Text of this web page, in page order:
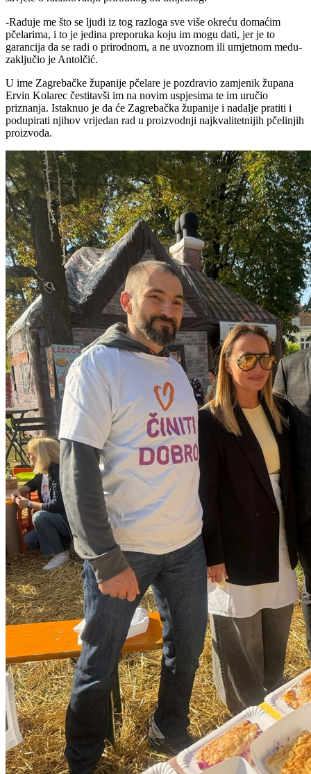
-Raduje me što se ljudi iz tog razloga sve više okreću domaćim
pčelarima, i to je jedina preporuka koju im mogu dati, jer je to
garancija da se radi o prirodnom, a ne uvoznom ili umjetnom medu-
zaključio je Antolčić.
U ime Zagrebačke županije pčelare je pozdravio zamjenik župana
Ervin Kolarec čestitavši im na novim uspjesima te im uručio
priznanja. Istaknuo je da će Zagrebačka županije i nadalje pratiti i
podupirati njihov vrijedan rad u proizvodnji najkvalitetnijih pčelinjih
proizvoda.